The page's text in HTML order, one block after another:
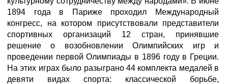
1894 года в Париже проходил Международный
конгресс, на котором присутствовали представители
спортивных организаций 12 стран, принявшие
решение о возобновлении Олимпийских игр и
проведении первой Олимпиады в 1896 году в Греции.
На этих играх было разыграно 44 комплекта медалей в
девяти видах спорта: классической борьбе,